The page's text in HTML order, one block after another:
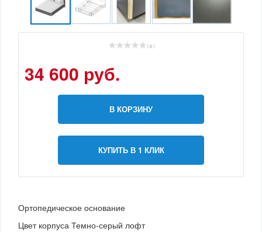
( 0 )
34 600 руб.
В КОРЗИНУ
КУПИТЬ В 1 КЛИК
Ортопедическое основание
Цвет корпуса Темно-серый лофт